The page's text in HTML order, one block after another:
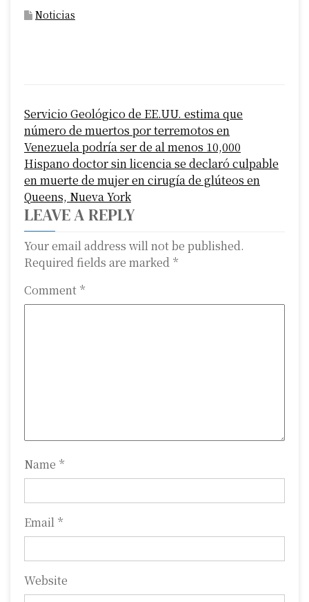
Noticias
o
s
t
n
a
v
i
g
n
Servicio Geológico de EE.UU. estima que
número de muertos por terremotos en
Venezuela podría ser de al menos 10,000
Hispano doctor sin licencia se declaró culpable
en muerte de mujer en cirugía de glúteos en
Queens, Nueva York
LEAVE A REPLY
Your email address will not be published.
Required fields are marked *
Comment *
Name *
Email *
Website